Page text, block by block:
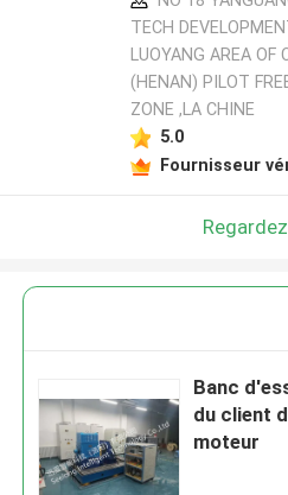
TECH
LUOYANG AREA OF
(HENAN) PILOT
ZONE ,LA CHINE
5.0
Fournisseur
Banc
du client
moteur